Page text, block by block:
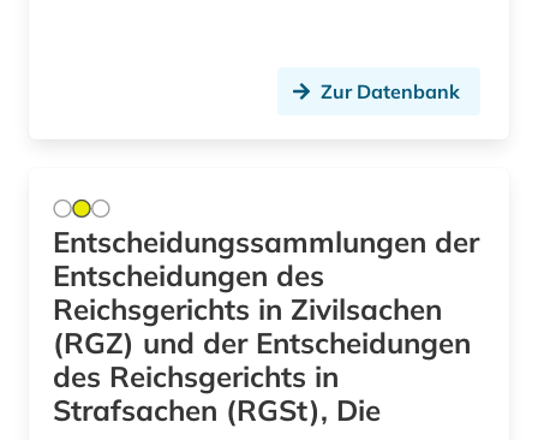
bayern (3)
bda-preis (1)
beamtenrecht (6)
behandlungsvertrag (1)
behörde (2)
Slowakei (1)
Slowenien (3)
Suedamerika (1)
Suedasien (1)
Zur Datenbank
Entscheidungssammlungen der
Entscheidungen des
Reichsgerichts in Zivilsachen
(RGZ) und der Entscheidungen
des Reichsgerichts in
Strafsachen (RGSt), Die